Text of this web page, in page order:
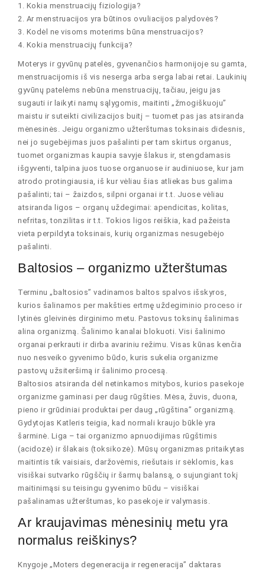
1. Kokia menstruacijų fiziologija?
2. Ar menstruacijos yra būtinos ovuliacijos palydovės?
3. Kodėl ne visoms moterims būna menstruacijos?
4. Kokia menstruacijų funkcija?
Moterys ir gyvūnų patelės, gyvenančios harmonijoje su gamta,
menstruacijomis iš vis neserga arba serga labai retai. Laukinių
gyvūnų patelėms nebūna menstruacijų, tačiau, jeigu jas
sugauti ir laikyti namų sąlygomis, maitinti „žmogiškuoju”
maistu ir suteikti civilizacijos buitį – tuomet pas jas atsiranda
mėnesinės. Jeigu organizmo užterštumas toksinais didesnis,
nei jo sugebėjimas juos pašalinti per tam skirtus organus,
tuomet organizmas kaupia savyje šlakus ir, stengdamasis
išgyventi, talpina juos tuose organuose ir audiniuose, kur jam
atrodo protingiausia, iš kur vėliau šias atliekas bus galima
pašalinti; tai – žaizdos, silpni organai ir t.t. Juose vėliau
atsiranda ligos – organų uždegimai: apendicitas, kolitas,
nefritas, tonzilitas ir t.t. Tokios ligos reiškia, kad pažeista
vieta perpildyta toksinais, kurių organizmas nesugebėjo
pašalinti.
Baltosios – organizmo užterštumas
Terminu „baltosios” vadinamos baltos spalvos išskyros,
kurios šalinamos per makšties ertmę uždegiminio proceso ir
lytinės gleivinės dirginimo metu. Pastovus toksinų šalinimas
alina organizmą. Šalinimo kanalai blokuoti. Visi šalinimo
organai perkrauti ir dirba avariniu režimu. Visas kūnas kenčia
nuo nesveiko gyvenimo būdo, kuris sukelia organizme
pastovų užsiteršimą ir šalinimo procesą.
Baltosios atsiranda dėl netinkamos mitybos, kurios pasekoje
organizme gaminasi per daug rūgšties. Mėsa, žuvis, duona,
pieno ir grūdiniai produktai per daug „rūgština” organizmą.
Gydytojas Katleris teigia, kad normali kraujo būklė yra
šarminė. Liga – tai organizmo apnuodijimas rūgštimis
(acidozė) ir šlakais (toksikozė). Mūsų organizmas pritaikytas
maitintis tik vaisiais, daržovėmis, riešutais ir sėklomis, kas
visiškai sutvarko rūgščių ir šarmų balansą, o sujungiant tokį
maitinimąsi su teisingu gyvenimo būdu – visiškai
pašalinamas užterštumas, ko pasekoje ir valymasis.
Ar kraujavimas mėnesinių metu yra
normalus reiškinys?
Knygoje „Moters degeneracija ir regeneracija” daktaras